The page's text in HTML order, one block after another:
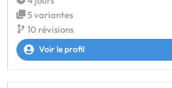
5 variantes
10 révisions
Voir le profil